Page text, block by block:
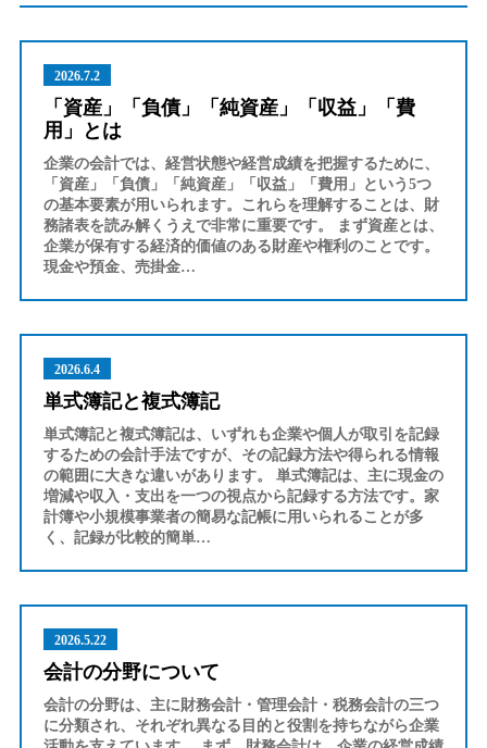
2026.7.2
「資産」「負債」「純資産」「収益」「費
用」とは
企業の会計では、経営状態や経営成績を把握するために、
「資産」「負債」「純資産」「収益」「費用」という5つ
の基本要素が用いられます。これらを理解することは、財
務諸表を読み解くうえで非常に重要です。 まず資産とは、
企業が保有する経済的価値のある財産や権利のことです。
現金や預金、売掛金…
2026.6.4
単式簿記と複式簿記
単式簿記と複式簿記は、いずれも企業や個人が取引を記録
するための会計手法ですが、その記録方法や得られる情報
の範囲に大きな違いがあります。 単式簿記は、主に現金の
増減や収入・支出を一つの視点から記録する方法です。家
計簿や小規模事業者の簡易な記帳に用いられることが多
く、記録が比較的簡単…
2026.5.22
会計の分野について
会計の分野は、主に財務会計・管理会計・税務会計の三つ
に分類され、それぞれ異なる目的と役割を持ちながら企業